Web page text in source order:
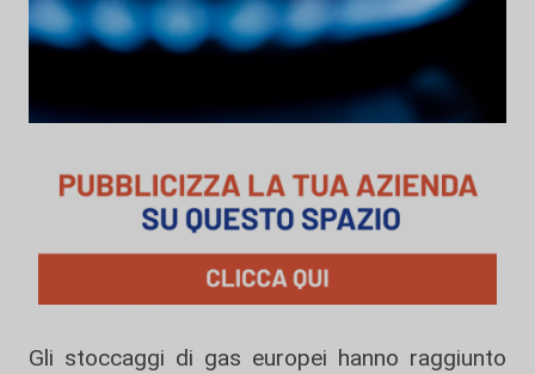
Gli stoccaggi di gas europei hanno raggiunto